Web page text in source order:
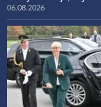
06.08.2026